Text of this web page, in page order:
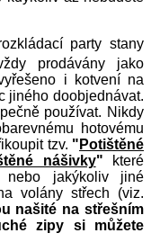
party stany
prodávány jako
i kotvení na
jiného doobjednávat.
používat. Nikdy
hotovému
tzv. " Potištěné
nášivky" které
nebo jakýkoliv jiné
volány střech (viz.
našité na střešním
zipy si můžete